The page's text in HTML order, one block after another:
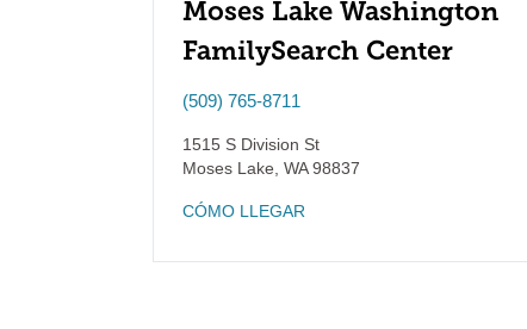
Moses Lake Washington
FamilySearch Center
(509) 765-8711
1515 S Division St
Moses Lake WA98837
CÓMO LLEGAR